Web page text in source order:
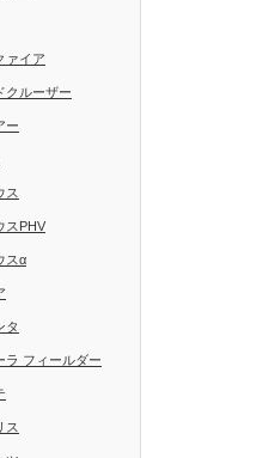
ァイア
クルーザー
ー
ス
スPHV
スα
タ
ラ フィールダー
ス